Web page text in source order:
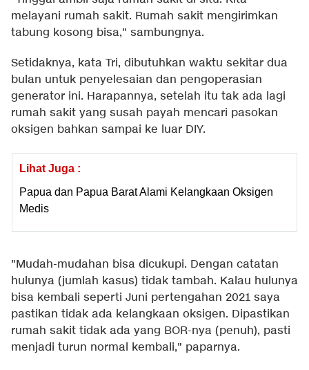
melayani rumah sakit. Rumah sakit mengirimkan
tabung kosong bisa," sambungnya.
Setidaknya, kata Tri, dibutuhkan waktu sekitar dua
bulan untuk penyelesaian dan pengoperasian
generator ini. Harapannya, setelah itu tak ada lagi
rumah sakit yang susah payah mencari pasokan
oksigen bahkan sampai ke luar DIY.
Lihat Juga :
Papua dan Papua Barat Alami Kelangkaan Oksigen
Medis
"Mudah-mudahan bisa dicukupi. Dengan catatan
hulunya (jumlah kasus) tidak tambah. Kalau hulunya
bisa kembali seperti Juni pertengahan 2021 saya
pastikan tidak ada kelangkaan oksigen. Dipastikan
rumah sakit tidak ada yang BOR-nya (penuh), pasti
menjadi turun normal kembali," paparnya.